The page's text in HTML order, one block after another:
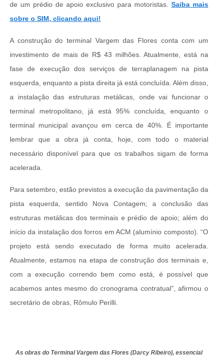
de um prédio de apoio exclusivo para motoristas. Saiba mais
sobre o SIM, clicando aqui!
A construção do terminal Vargem das Flores conta com um
investimento de mais de R$ 43 milhões. Atualmente, está na
fase de execução dos serviços de terraplanagem na pista
esquerda, enquanto a pista direita já está concluída. Além disso,
a instalação das estruturas metálicas, onde vai funcionar o
terminal metropolitano, já está 95% concluída, enquanto o
terminal municipal avançou em cerca de 40%. É importante
lembrar que a obra já conta, hoje, com todo o material
necessário disponível para que os trabalhos sigam de forma
acelerada.
Para setembro, estão previstos a execução da pavimentação da
pista esquerda, sentido Nova Contagem; a conclusão das
estruturas metálicas dos terminais e prédio de apoio; além do
início da instalação dos forros em ACM (alumínio composto). “O
projeto está sendo executado de forma muito acelerada.
Atualmente, estamos na etapa de construção dos terminais e,
com a execução correndo bem como está, é possível que
acabemos antes mesmo do cronograma contratual”, afirmou o
secretário de obras, Rômulo Perilli.
As obras do Terminal Vargem das Flores (Darcy Ribeiro), essencial